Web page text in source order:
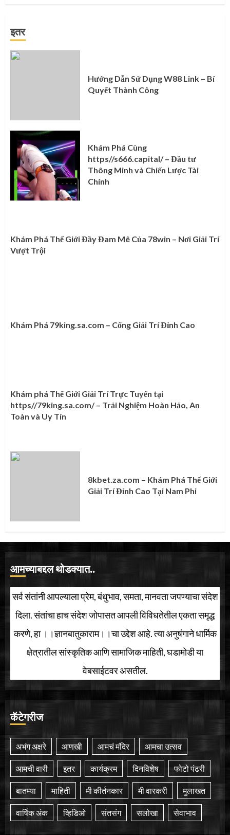
इतर
Hướng Dẫn Sử Dụng W88 Link – Bí
Quyết Thành Công
Khám Phá Cùng
https//s666.capital/ – Đầu tư
Thông Minh và Chiến Lược Tài
Chính
Khám Phá Thế Giới Đầy Đam Mê Của 78win – Nơi Giải Trí
Vượt Trội
Khám Phá 79king.sa.com – Cổng Giải Trí Đỉnh Cao
Khám phá Thế Giới Giải Trí Trực Tuyến tại
https//79king.sa.com/ – Trải Nghiệm Hoàn Hảo, An
Toàn và Uy Tín
8kbet.za.com – Khám Phá Thế Giới
Giải Trí Đỉnh Cao Tại Nam Phi
आमच्याबद्दल थोडक्यात..
सर्व संतांनी आपल्याला प्रेम, बंधुभाव, समता, मानवता जपण्याचा संदेश
दिला. संतांचा हाच संदेश जोपासत आपली विविधतेतील एकता समृद्ध
करणे, हा ।।ज्ञानबातुकाराम।।चा उद्देश आहे. त्या अनुषंगाने धार्मिक
क्षेत्रातील सांस्कृतिक आणि सामाजिक माहिती, घडामोडी या
वेबसाईटवर असतील.
कॅटेगरीज
अभंग अक्षरे आणखी आमचं मंदिर आमचा उत्सव
आमची वारी इतर कार्यक्रम दिनविशेष फोटो पंढरी
बातम्या माहिती मी कीर्तनकार मी वारकरी मुलाखत
वार्षिक अंक व्हिडिओ संतसंग सलोखा सेवाभाव